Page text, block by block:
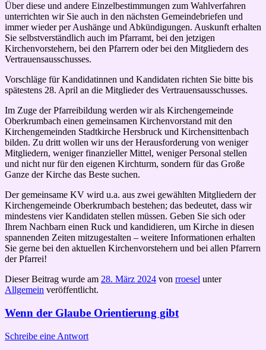
Über diese und andere Einzelbestimmungen zum Wahlverfahren
unterrichten wir Sie auch in den nächsten Gemeindebriefen und
immer wieder per Aushänge und Abkündigungen. Auskunft erhalten
Sie selbstverständlich auch im Pfarramt, bei den jetzigen
Kirchenvorstehern, bei den Pfarrern oder bei den Mitgliedern des
Vertrauensausschusses.
Vorschläge für Kandidatinnen und Kandidaten richten Sie bitte bis
spätestens 28. April an die Mitglieder des Vertrauensausschusses.
Im Zuge der Pfarreibildung werden wir als Kirchengemeinde
Oberkrumbach einen gemeinsamen Kirchenvorstand mit den
Kirchengemeinden Stadtkirche Hersbruck und Kirchensittenbach
bilden. Zu dritt wollen wir uns der Herausforderung von weniger
Mitgliedern, weniger finanzieller Mittel, weniger Personal stellen
und nicht nur für den eigenen Kirchturm, sondern für das Große
Ganze der Kirche das Beste suchen.
Der gemeinsame KV wird u.a. aus zwei gewählten Mitgliedern der
Kirchengemeinde Oberkrumbach bestehen; das bedeutet, dass wir
mindestens vier Kandidaten stellen müssen. Geben Sie sich oder
Ihrem Nachbarn einen Ruck und kandidieren, um Kirche in diesen
spannenden Zeiten mitzugestalten – weitere Informationen erhalten
Sie gerne bei den aktuellen Kirchenvorstehern und bei allen Pfarrern
der Pfarrei!
Dieser Beitrag wurde am 28. März 2024 von rroesel unter
Allgemein veröffentlicht.
Wenn der Glaube Orientierung gibt
Schreibe eine Antwort